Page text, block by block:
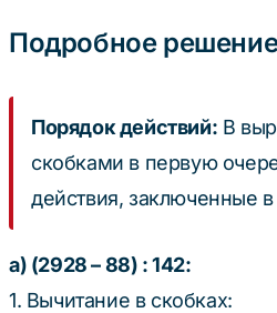
98
=
Подробное
Порядок действий: В
скобками в первую
действия, заключенные
а) (2928 – 88) : 142:
1. Вычитание в скобках: